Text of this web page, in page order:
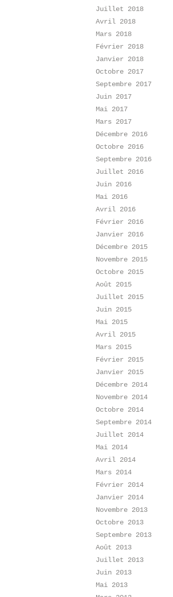
Juillet 2018
Avril 2018
Mars 2018
Février 2018
Janvier 2018
Octobre 2017
Septembre 2017
Juin 2017
Mai 2017
Mars 2017
Décembre 2016
Octobre 2016
Septembre 2016
Juillet 2016
Juin 2016
Mai 2016
Avril 2016
Février 2016
Janvier 2016
Décembre 2015
Novembre 2015
Octobre 2015
Août 2015
Juillet 2015
Juin 2015
Mai 2015
Avril 2015
Mars 2015
Février 2015
Janvier 2015
Décembre 2014
Novembre 2014
Octobre 2014
Septembre 2014
Juillet 2014
Mai 2014
Avril 2014
Mars 2014
Février 2014
Janvier 2014
Novembre 2013
Octobre 2013
Septembre 2013
Août 2013
Juillet 2013
Juin 2013
Mai 2013